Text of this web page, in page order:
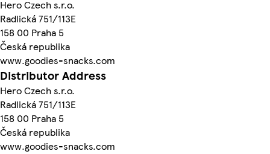
Hero Czech s.r.o.
Radlická 751/113E
158 00 Praha 5
Česká republika
www.goodies-snacks.com
Distributor Address
Hero Czech s.r.o.
Radlická 751/113E
158 00 Praha 5
Česká republika
www.goodies-snacks.com